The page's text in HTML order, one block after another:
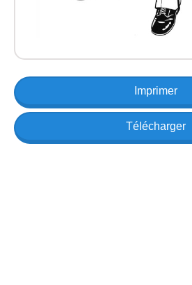
Imprimer
Télécharger